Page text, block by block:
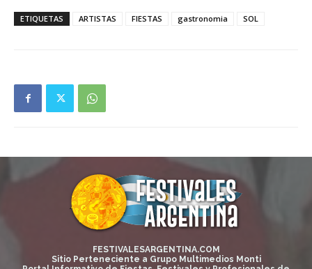
ETIQUETAS ARTISTAS FIESTAS gastronomia SOL
FESTIVALESARGENTINA.COM
Sitio Perteneciente a Grupo Multimedios Monti